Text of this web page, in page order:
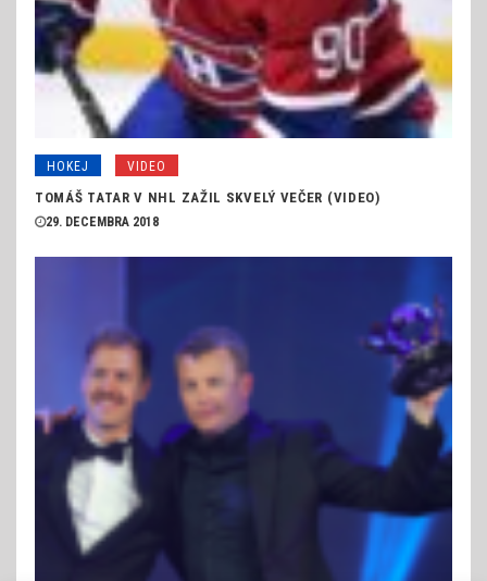
HOKEJ VIDEO
TOMÁŠ TATAR V NHL ZAŽIL SKVELÝ VEČER (VIDEO)
29. DECEMBRA 2018